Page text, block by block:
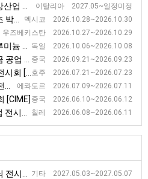
이탈리아 2027.05~일정미정
멕시코 2026.10.28~2026.10.30
우즈베키스탄 2026.10.27~2026.10.29
독일 2026.10.06~2026.10.08
중국 2026.09.21~2026.09.23
CHINA]
호주 2026.07.21~2026.07.23
[QME]
에콰도르 2026.07.09~2026.07.11
중국 2026.06.10~2026.06.12
[CIME]
칠레 2026.06.08~2026.06.11
기타 2027.05.03~2027.05.07
[NPE]